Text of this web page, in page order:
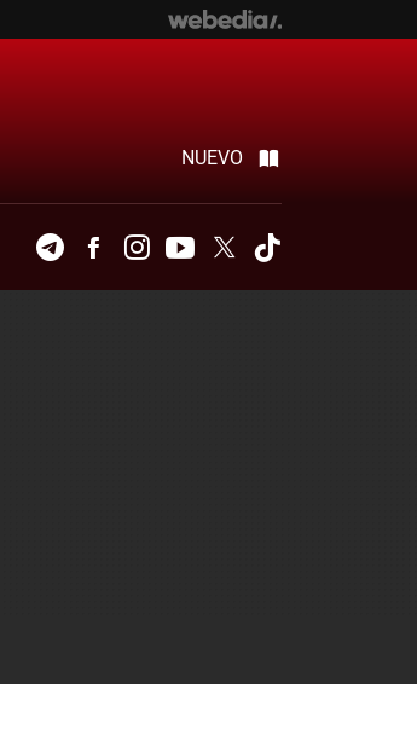
NUEVO
TelegramFacebookInstagramYoutubeTwitter